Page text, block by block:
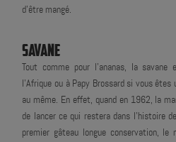
d’être mangé.
SAVANE
Tout comme pour l'ananas, la savane
l'Afrique ou à Papy Brossard si vous
au même. En effet, quand en 1962, la
de lancer ce qui restera dans l'histoire
premier gâteau longue conservation, le